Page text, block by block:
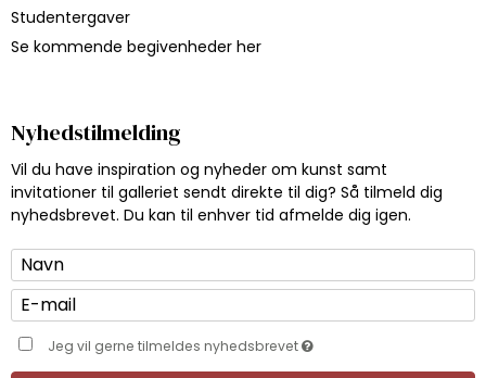
Studentergaver
Se kommende begivenheder her
Nyhedstilmelding
Vil du have inspiration og nyheder om kunst samt
invitationer til galleriet sendt direkte til dig? Så tilmeld dig
nyhedsbrevet. Du kan til enhver tid afmelde dig igen.
Jeg vil gerne tilmeldes nyhedsbrevet